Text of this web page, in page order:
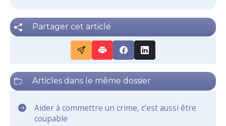
Partager cet article
Articles dans le même dossier
Aider à commettre un crime, c’est aussi être
coupable